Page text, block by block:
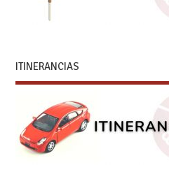
ITINERANCIAS